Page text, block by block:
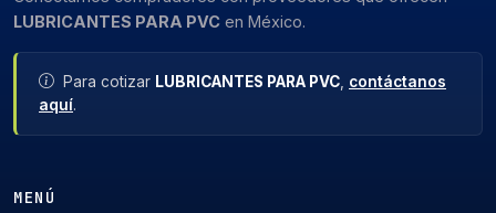
LUBRICANTES PARA PVC en México.
Para cotizar LUBRICANTES PARA PVC contáctanos
aquí.
MENÚ